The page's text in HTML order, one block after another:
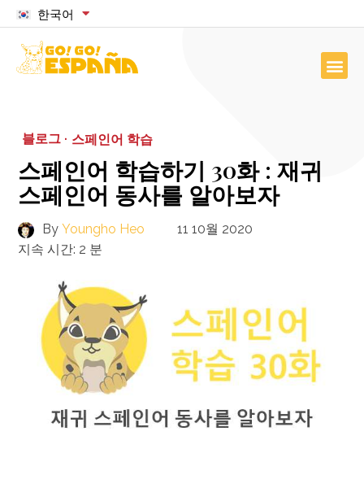
한국어
블로그 · 스페인어 학습
스페인어 학습하기 30화 : 재귀
스페인어 동사를 알아보자
By Youngho Heo
11 10월 2020
지속 시간: 2 분